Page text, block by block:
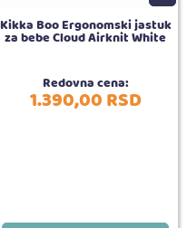
Kikka Boo Ergonomski jastuk
za bebe Cloud Airknit White
Redovna cena:
1.390,00RSD